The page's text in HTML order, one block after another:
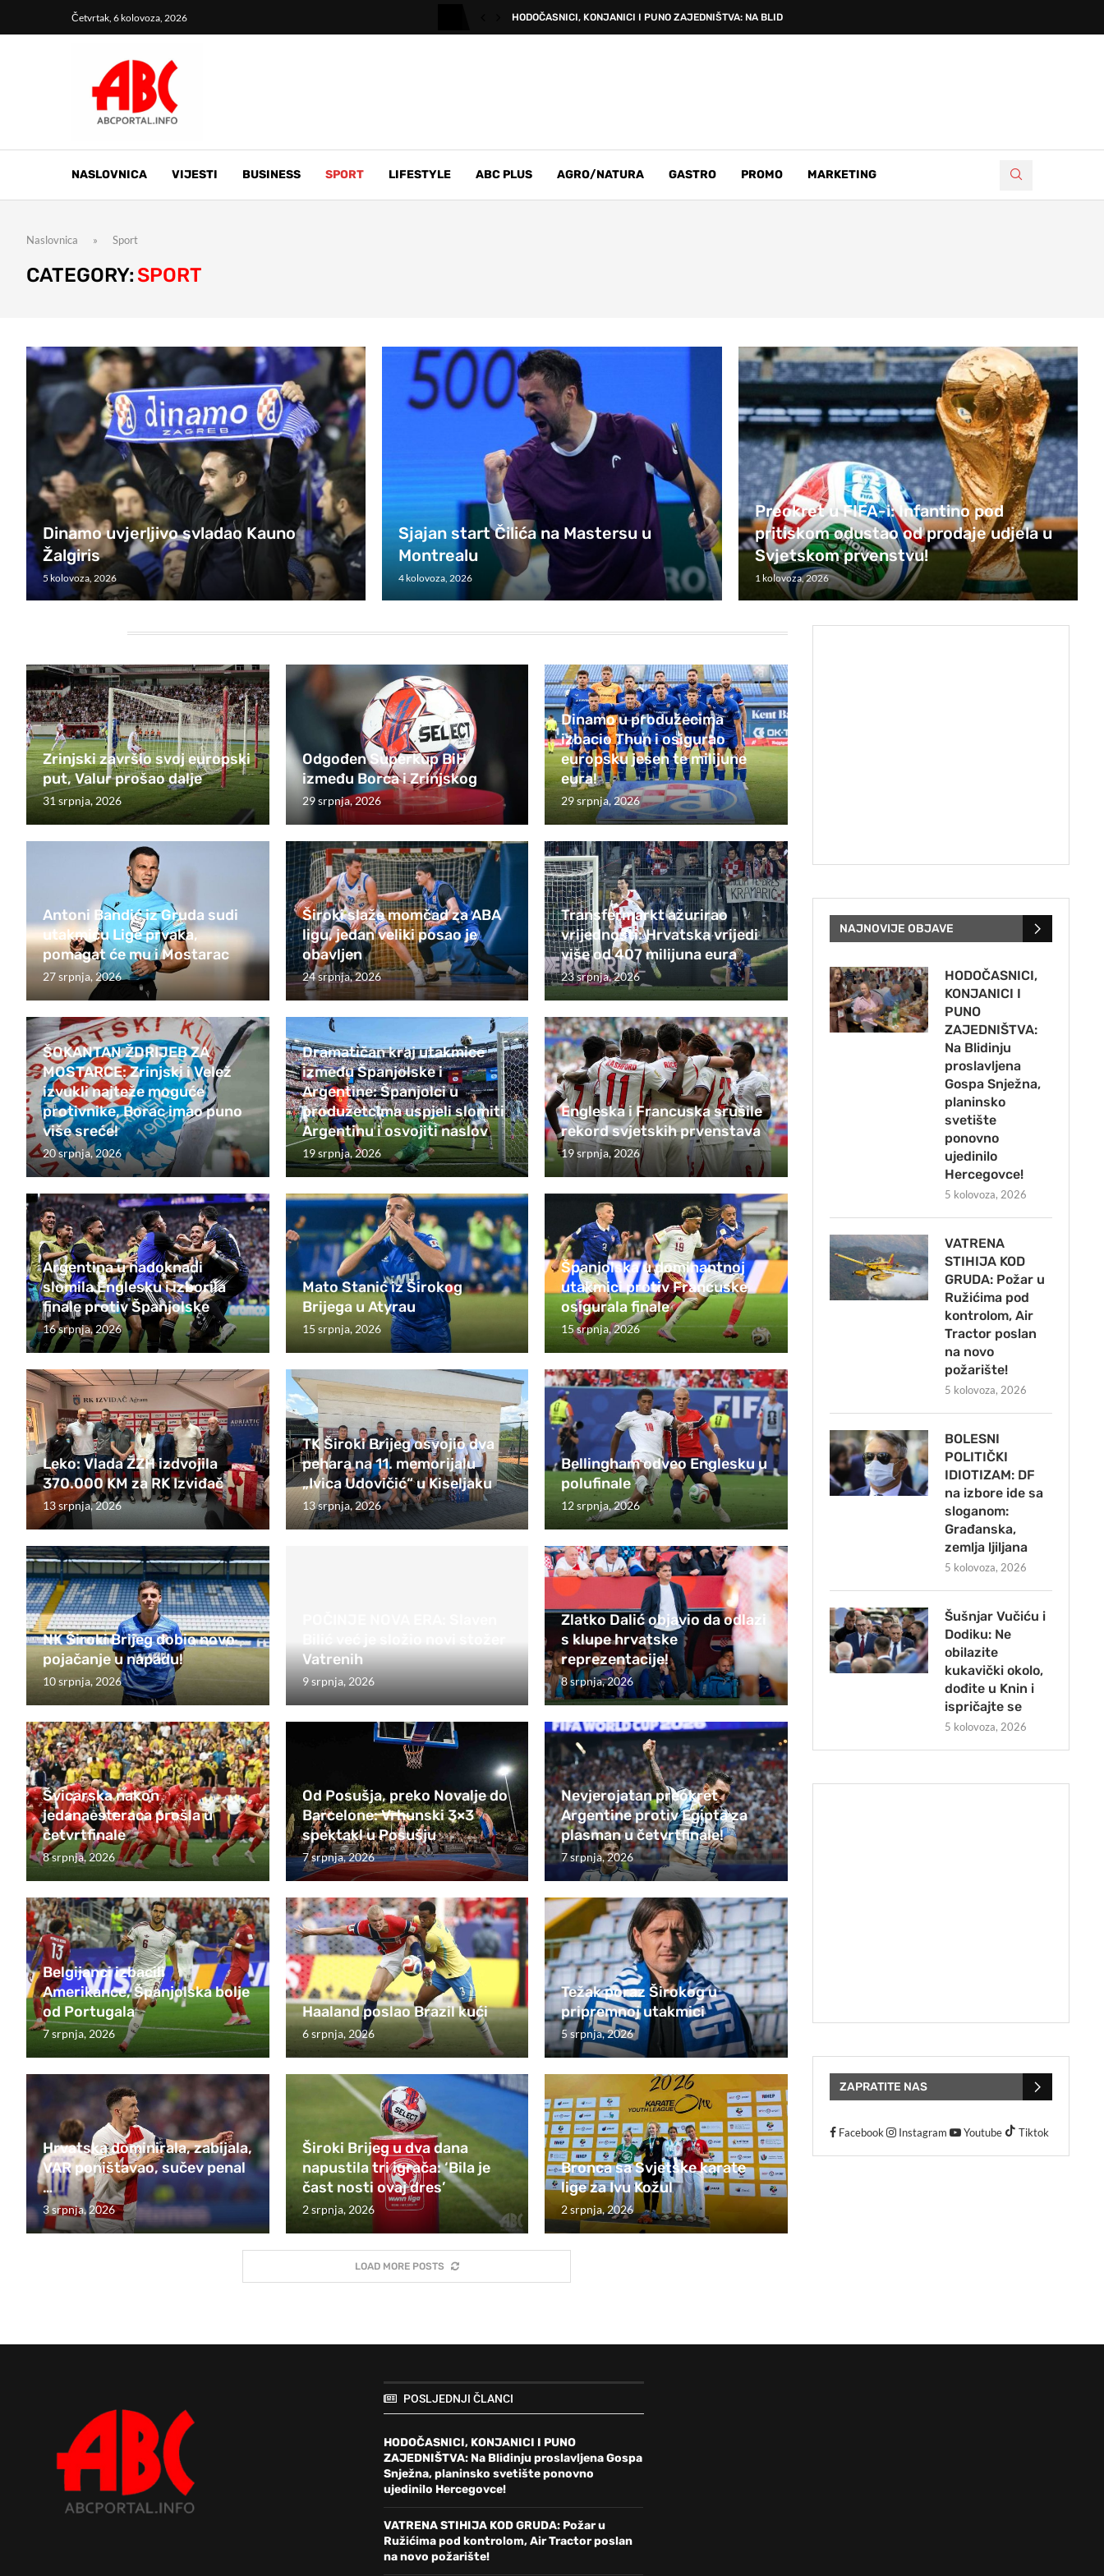
Četvrtak, 6 kolovoza, 2026 HODOČASNICI, KONJANICI I PUNO ZAJEDNIŠTVA: NA BLIDINJU PROSLAVLJENA...
NASLOVNICA VIJESTI BUSINESS SPORT LIFESTYLE ABC PLUS AGRO/NATURA GASTRO PROMO MARKETING
Naslovnica » Sport
CATEGORY: SPORT
Dinamo uvjerljivo svladao Kauno
Žalgiris
5 kolovoza, 2026
Sjajan start Čilića na Mastersu u
Montrealu
4 kolovoza, 2026
Preokret u FIFA-i: Infantino pod
pritiskom odustao od prodaje udjela u
Svjetskom prvenstvu!
1 kolovoza, 2026
Zrinjski završio svoj europski
put, Valur prošao dalje
31 srpnja, 2026
Odgođen Superkup BiH
između Borca i Zrinjskog
29 srpnja, 2026
Dinamo u produžecima
izbacio Thun i osigurao
europsku jesen te milijune
eura!
29 srpnja, 2026
Antoni Bandić iz Gruda sudi
utakmicu Lige prvaka,
pomagat će mu i Mostarac
27 srpnja, 2026
Široki slaže momčad za ABA
ligu, jedan veliki posao je
obavljen
24 srpnja, 2026
Transfermarkt ažurirao
vrijednosti: Hrvatska vrijedi
više od 407 milijuna eura
23 srpnja, 2026
ŠOKANTAN ŽDRIJEB ZA
MOSTARCE: Zrinjski i Velež
izvukli najteže moguće
protivnike, Borac imao puno
više sreće!
20 srpnja, 2026
Dramatičan kraj utakmice
između Španjolske i
Argentine: Španjolci u
produžetcima uspjeli slomiti
Argentinu i osvojiti naslov
19 srpnja, 2026
Engleska i Francuska srušile
rekord svjetskih prvenstava
19 srpnja, 2026
Argentina u nadoknadi
slomila Englesku i izborila
finale protiv Španjolske
16 srpnja, 2026
Mato Stanić iz Širokog
Brijega u Atyrau
15 srpnja, 2026
Španjolska u dominantnoj
utakmici protiv Francuske
osigurala finale
15 srpnja, 2026
Leko: Vlada ŽZH izdvojila
370.000 KM za RK Izviđač
13 srpnja, 2026
TK Široki Brijeg osvojio dva
pehara na 11. memorijalu
„Ivica Udovičić“ u Kiseljaku
13 srpnja, 2026
Bellingham odveo Englesku u
polufinale
12 srpnja, 2026
NK Široki Brijeg dobio novo
pojačanje u napadu!
10 srpnja, 2026
Vatrenih
9 srpnja, 2026
Zlatko Dalić objavio da odlazi
s klupe hrvatske
reprezentacije!
8 srpnja, 2026
Švicarska nakon
jedanaesteraca prošla u
četvrtfinale
8 srpnja, 2026
Od Posušja, preko Novalje do
Barcelone: Vrhunski 3×3
spektakl u Posušju
7 srpnja, 2026
Nevjerojatan preokret
Argentine protiv Egipta za
plasman u četvrtfinale!
7 srpnja, 2026
Belgijanci izbacili
Amerikance, Španjolska bolje
od Portugala
7 srpnja, 2026
Haaland poslao Brazil kući
6 srpnja, 2026
Težak poraz Širokog u
pripremnoj utakmici
5 srpnja, 2026
Hrvatska dominirala, zabijala,
VAR poništavao, sučev penal
…
3 srpnja, 2026
Široki Brijeg u dva dana
napustila tri igrača: ‘Bila je
čast nosti ovaj dres’
2 srpnja, 2026
Bronca sa Svjetske karate
lige za Ivu Kožul
2 srpnja, 2026
LOAD MORE POSTS
NAJNOVIJE OBJAVE
HODOČASNICI,
KONJANICI I
PUNO
ZAJEDNIŠTVA:
Na Blidinju
proslavljena
Gospa Snježna,
planinsko
svetište
ponovno
ujedinilo
Hercegovce!
5 kolovoza, 2026
VATRENA
STIHIJA KOD
GRUDA: Požar u
Ružićima pod
kontrolom, Air
Tractor poslan
na novo
požarište!
5 kolovoza, 2026
BOLESNI
POLITIČKI
IDIOTIZAM: DF
na izbore ide sa
sloganom:
Građanska,
zemlja ljiljana
5 kolovoza, 2026
Šušnjar Vučiću i
Dodiku: Ne
obilazite
kukavički okolo,
dođite u Knin i
ispričajte se
5 kolovoza, 2026
ZAPRATITE NAS
Facebook Instagram Youtube Tiktok
POSLJEDNJI ČLANCI
HODOČASNICI, KONJANICI I PUNO
ZAJEDNIŠTVA: Na Blidinju proslavljena Gospa
Snježna, planinsko svetište ponovno
ujedinilo Hercegovce!
VATRENA STIHIJA KOD GRUDA: Požar u
Ružićima pod kontrolom, Air Tractor poslan
na novo požarište!